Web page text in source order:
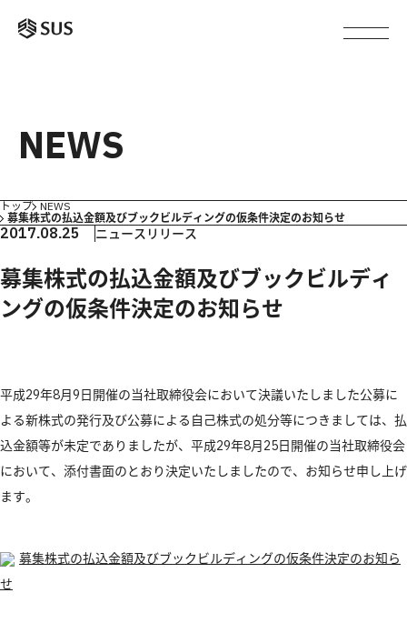
NEWS
トップ NEWS
募集株式の払込金額及びブックビルディングの仮条件決定のお知らせ
2017.08.25 ニュースリリース
募集株式の払込金額及びブックビルディ
ングの仮条件決定のお知らせ
平成29年8月9日開催の当社取締役会において決議いたしました公募に
よる新株式の発行及び公募による自己株式の処分等につきましては、払
込金額等が未定でありましたが、平成29年8月25日開催の当社取締役会
において、添付書面のとおり決定いたしましたので、お知らせ申し上げ
ます。
募集株式の払込金額及びブックビルディングの仮条件決定のお知ら
せ